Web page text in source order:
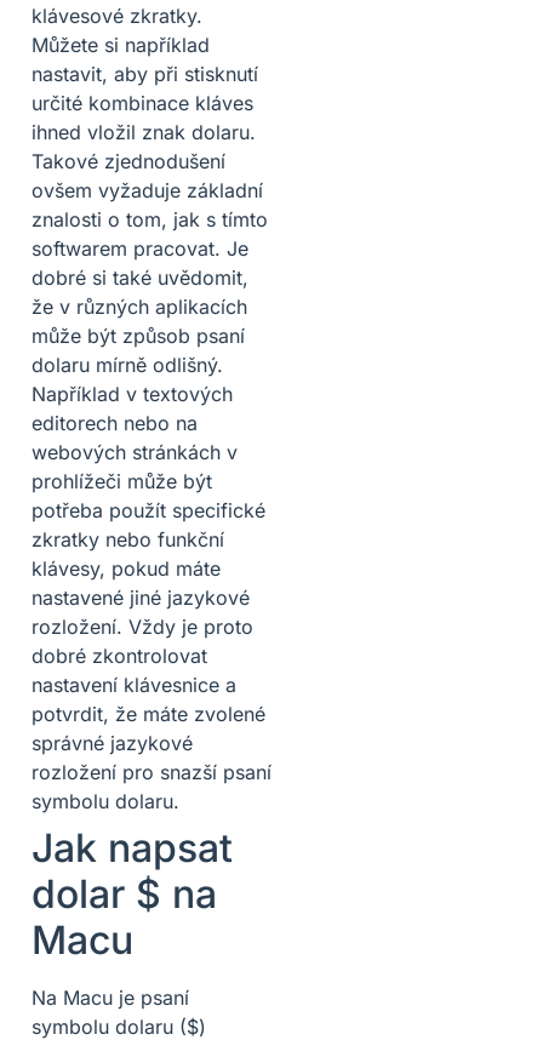
klávesové zkratky.
Můžete si například
nastavit, aby při stisknutí
určité kombinace kláves
ihned vložil znak dolaru.
Takové zjednodušení
ovšem vyžaduje základní
znalosti o tom, jak s tímto
softwarem pracovat. Je
dobré si také uvědomit,
že v různých aplikacích
může být způsob psaní
dolaru mírně odlišný.
Například v textových
editorech nebo na
webových stránkách v
prohlížeči může být
potřeba použít specifické
zkratky nebo funkční
klávesy, pokud máte
nastavené jiné jazykové
rozložení. Vždy je proto
dobré zkontrolovat
nastavení klávesnice a
potvrdit, že máte zvolené
správné jazykové
rozložení pro snazší psaní
symbolu dolaru.
Jak napsat
dolar $ na
Macu
Na Macu je psaní
symbolu dolaru ($)